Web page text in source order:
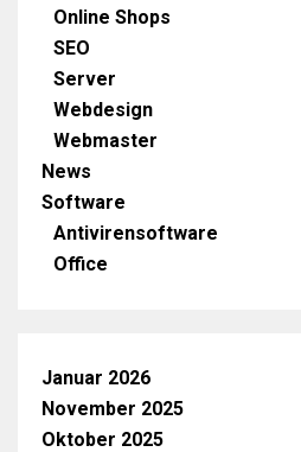
Online Shops
SEO
Server
Webdesign
Webmaster
News
Software
Antivirensoftware
Office
Januar 2026
November 2025
Oktober 2025